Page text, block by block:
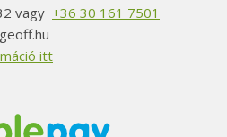
vagy +36 30 161 7501
itt